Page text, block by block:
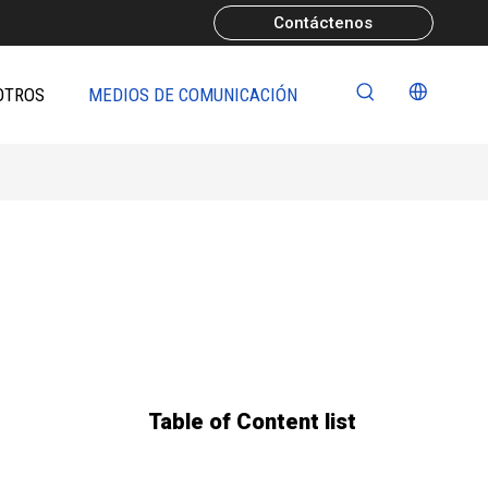
Contáctenos
MEDIOS DE COMUNICACIÓN
Table of Content list